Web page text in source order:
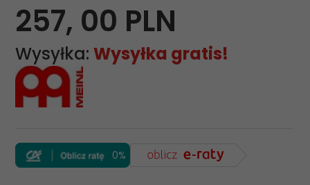
257, 00 PLN
Wysyłka: Wysyłka gratis!
0%